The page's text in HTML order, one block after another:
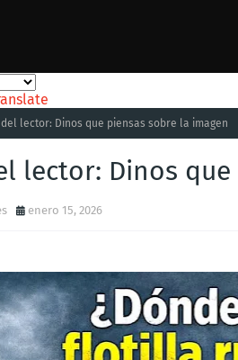
lector: Dinos que piensas sobre la imagen
lector: Dinos
enero 15, 2026